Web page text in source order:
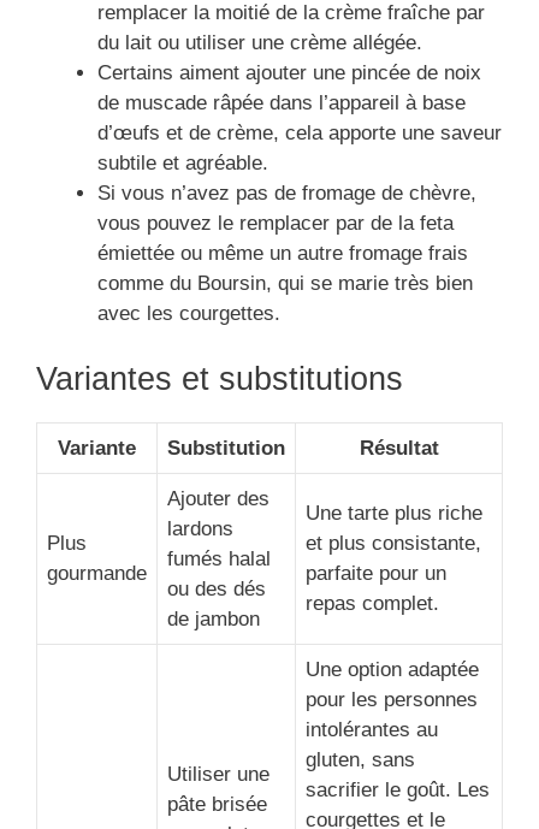
remplacer la moitié de la crème fraîche par
du lait ou utiliser une crème allégée.
Certains aiment ajouter une pincée de noix
de muscade râpée dans l’appareil à base
d’œufs et de crème, cela apporte une saveur
subtile et agréable.
Si vous n’avez pas de fromage de chèvre,
vous pouvez le remplacer par de la feta
émiettée ou même un autre fromage frais
comme du Boursin, qui se marie très bien
avec les courgettes.
Variantes et substitutions
Variante Substitution Résultat
Plus
gourmande
Ajouter des
lardons
fumés halal
ou des dés
de jambon
Une tarte plus riche
et plus consistante,
parfaite pour un
repas complet.
Utiliser une
pâte brisée
Une option adaptée
pour les personnes
intolérantes au
gluten, sans
sacrifier le goût. Les
courgettes et le